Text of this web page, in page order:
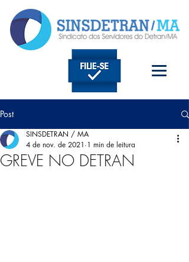
Post
GREVE NO DETRAN
SINSDETRAN / MA
4 de nov. de 2021 1 min de leitura